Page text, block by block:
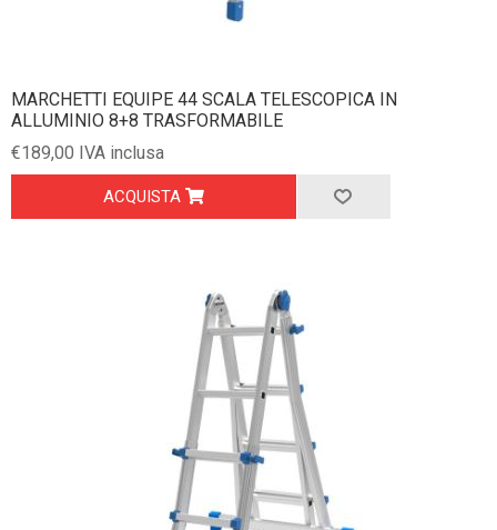
MARCHETTI EQUIPE 44 SCALA TELESCOPICA IN
ALLUMINIO 8+8 TRASFORMABILE
€189,00 IVA inclusa
ACQUISTA